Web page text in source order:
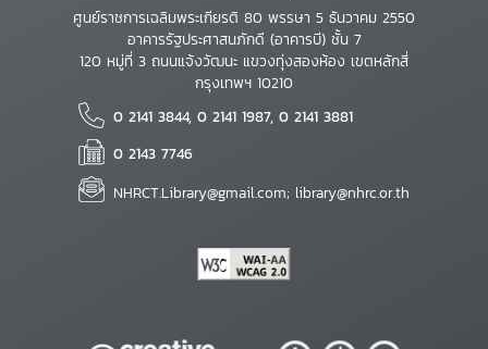
ศูนย์ราชการเฉลิมพระเกียรติ 80 พรรษา 5 ธันวาคม 2550
อาคารรัฐประศาสนภักดี (อาคารบี) ชั้น 7
120 หมู่ที่ 3 ถนนแจ้งวัฒนะ แขวงทุ่งสองห้อง เขตหลักสี่
กรุงเทพฯ 10210
0 2141 3844, 0 2141 1987, 0 2141 3881
0 2143 7746
NHRCT.Library@gmail.com; library@nhrc.or.th